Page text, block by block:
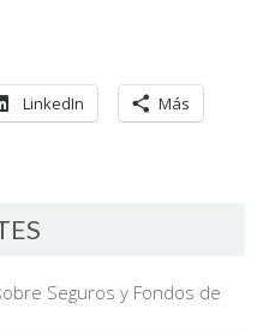
LinkedIn Más
Seguros y Fondos de